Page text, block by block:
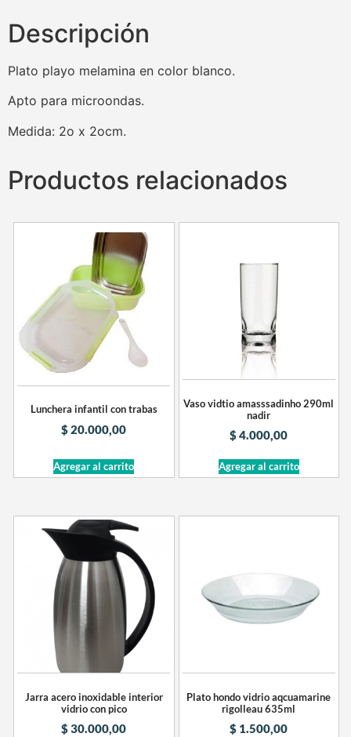
Descripción
Plato playo melamina en color blanco.
Apto para microondas.
Medida: 2o x 2ocm.
Productos relacionados
Lunchera infantil con trabas
$20.000,00
Agregar al carrito
Vaso vidtio amasssadinho 290ml
nadir
$4.000,00
Agregar al carrito
Jarra acero inoxidable interior
vidrio con pico
$30.000,00
Plato hondo vidrio aqcuamarine
rigolleau 635ml
$ 1.500,00